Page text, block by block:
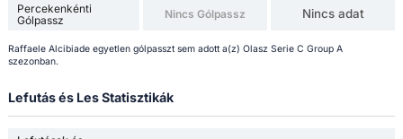
Percekenkénti
Gólpassz
Nincs Gólpassz Nincs adat
Raffaele Alcibiade egyetlen gólpasszt sem adott a(z) Olasz Serie C Group A
szezonban.
Lefutás és Les Statisztikák